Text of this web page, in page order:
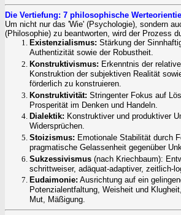
Die Vertiefung: 7 philosophische
Um nicht nur das 'Wie' (Psychologie), sondern
(Philosophie) zu beantworten, wird der Prozess
Existenzialismus: Stärkung der
Authentizität sowie der Robustheit.
Konstruktivismus: Erkenntnis der
Konstruktion der subjektiven Realität
förderlich zu konstruieren.
Konstruktivität: Stringenter Fokus auf
Prosperität im Denken und Handeln.
Dialektik: Konstruktiver und produktiver
Widersprüchen.
Stoizismus: Emotionale Stabilität durch
pragmatische Gelassenheit gegenüber
Sukzessivismus (nach Kriechbaum):
schrittweiser, adäquat-adaptiver, zeitlich-
Eudaimonie: Ausrichtung auf ein
Potenzialentfaltung, Weisheit und
Mut, Mäßigung.